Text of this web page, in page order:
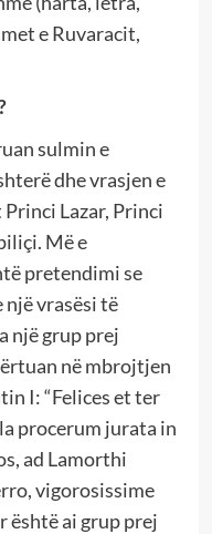
e Ruvaracit,
sulmin e
dhe vrasjen e
Lazar, Princi
Më e
pretendimi se
vrasësi të
një grup prej
në mbrojtjen
I: “Felices et ter
procerum jurata in
ad Lamorthi
vigorosissime
është ai grup prej